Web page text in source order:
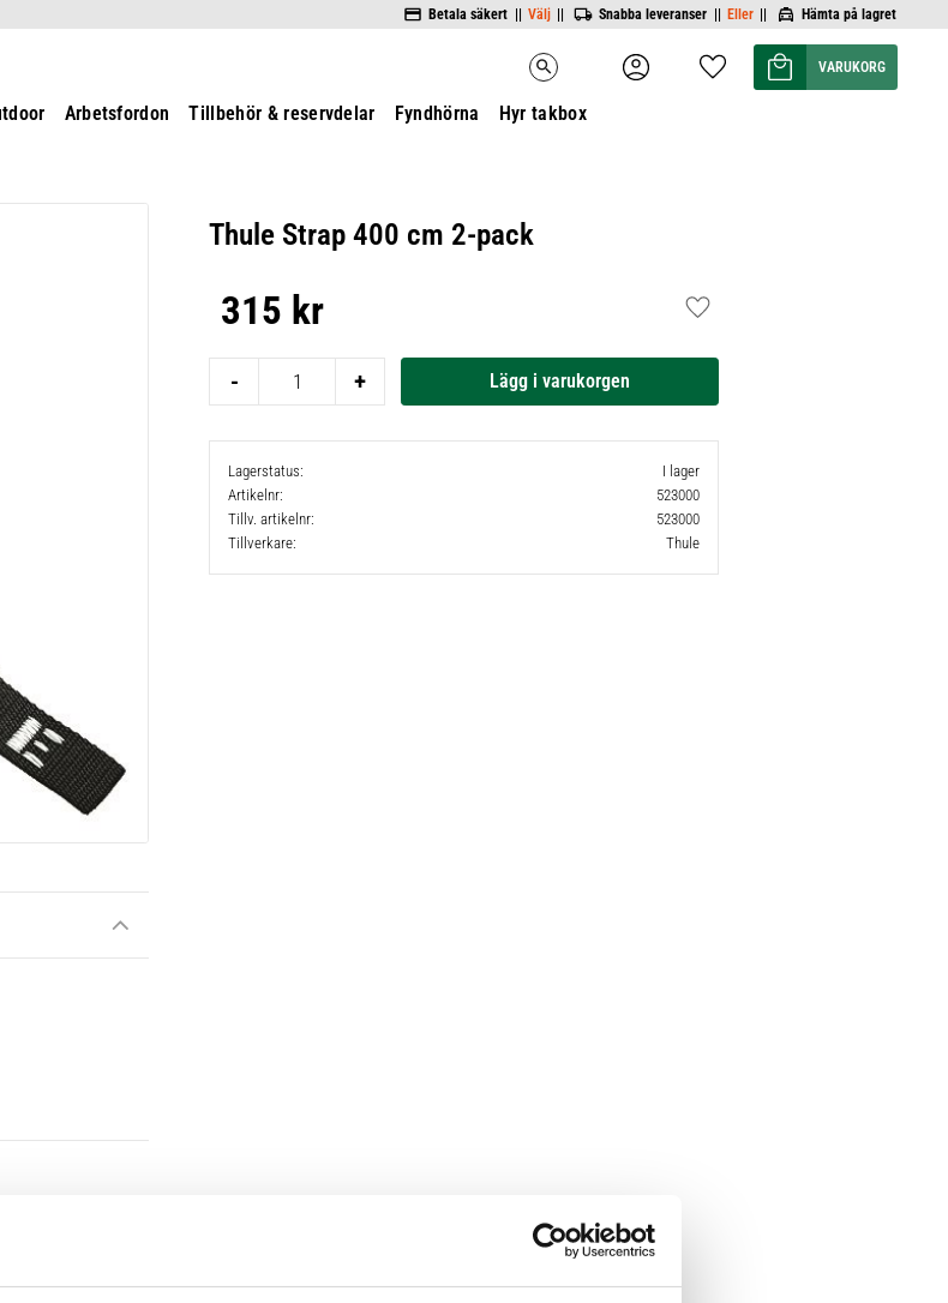
Betala säkert || Välj || Snabba leveranser || Eller || Hämta på lagret
search Favoriter
Kundvagn
Arbetsfordon Tillbehör & reservdelar Fyndhörna Hyr takbox
Thule Strap 400 cm 2-pack
315 kr
+
-
Lägg till i favoriter
Lagerstatus
I lager
Artikelnr
523000
Tillv. artikelnr
523000
Tillverkare
Thule